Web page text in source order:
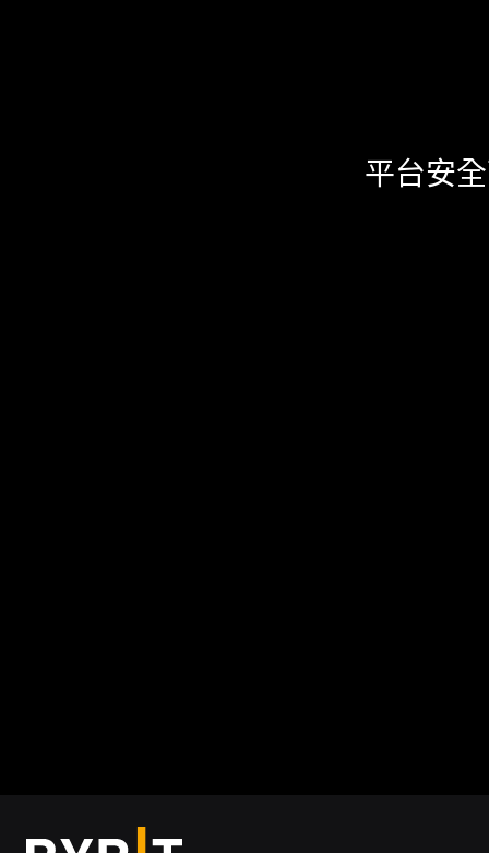
平台安